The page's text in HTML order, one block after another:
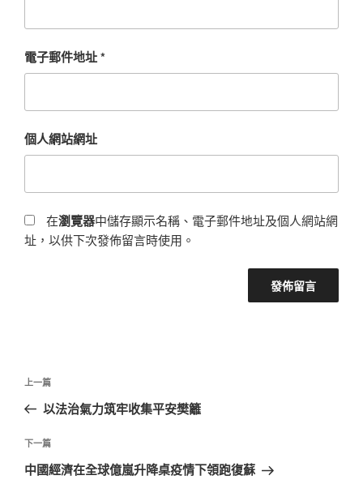
電子郵件地址*
個人網站網址
在瀏覽器中儲存顯示名稱、電子郵件地址及個人網站網
址，以供下次發佈留言時使用。
文
導
覽
上
一
文
章
上一篇
以法治氣力筑牢收集平安樊籬
下
一
下一篇
中國經濟在全球億嵐升降桌疫情下領跑復蘇